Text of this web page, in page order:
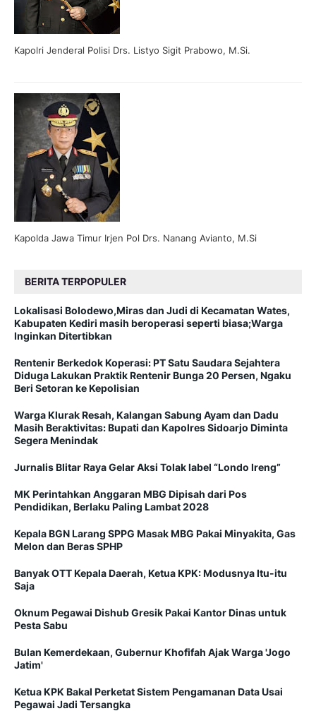
Kapolri Jenderal Polisi Drs. Listyo Sigit Prabowo, M.Si.
Kapolda Jawa Timur Irjen Pol Drs. Nanang Avianto, M.Si
BERITA TERPOPULER
Lokalisasi Bolodewo,Miras dan Judi di Kecamatan Wates,
Kabupaten Kediri masih beroperasi seperti biasa;Warga
Inginkan Ditertibkan
Rentenir Berkedok Koperasi: PT Satu Saudara Sejahtera
Diduga Lakukan Praktik Rentenir Bunga 20 Persen, Ngaku
Beri Setoran ke Kepolisian
Warga Klurak Resah, Kalangan Sabung Ayam dan Dadu
Masih Beraktivitas: Bupati dan Kapolres Sidoarjo Diminta
Segera Menindak
Jurnalis Blitar Raya Gelar Aksi Tolak label “Londo Ireng”
MK Perintahkan Anggaran MBG Dipisah dari Pos
Pendidikan, Berlaku Paling Lambat 2028
Kepala BGN Larang SPPG Masak MBG Pakai Minyakita, Gas
Melon dan Beras SPHP
Banyak OTT Kepala Daerah, Ketua KPK: Modusnya Itu-itu
Saja
Oknum Pegawai Dishub Gresik Pakai Kantor Dinas untuk
Pesta Sabu
Bulan Kemerdekaan, Gubernur Khofifah Ajak Warga 'Jogo
Jatim'
Ketua KPK Bakal Perketat Sistem Pengamanan Data Usai
Pegawai Jadi Tersangka